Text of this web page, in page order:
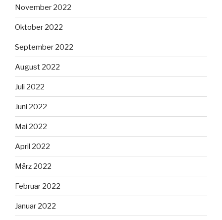
November 2022
Oktober 2022
September 2022
August 2022
Juli 2022
Juni 2022
Mai 2022
April 2022
März 2022
Februar 2022
Januar 2022